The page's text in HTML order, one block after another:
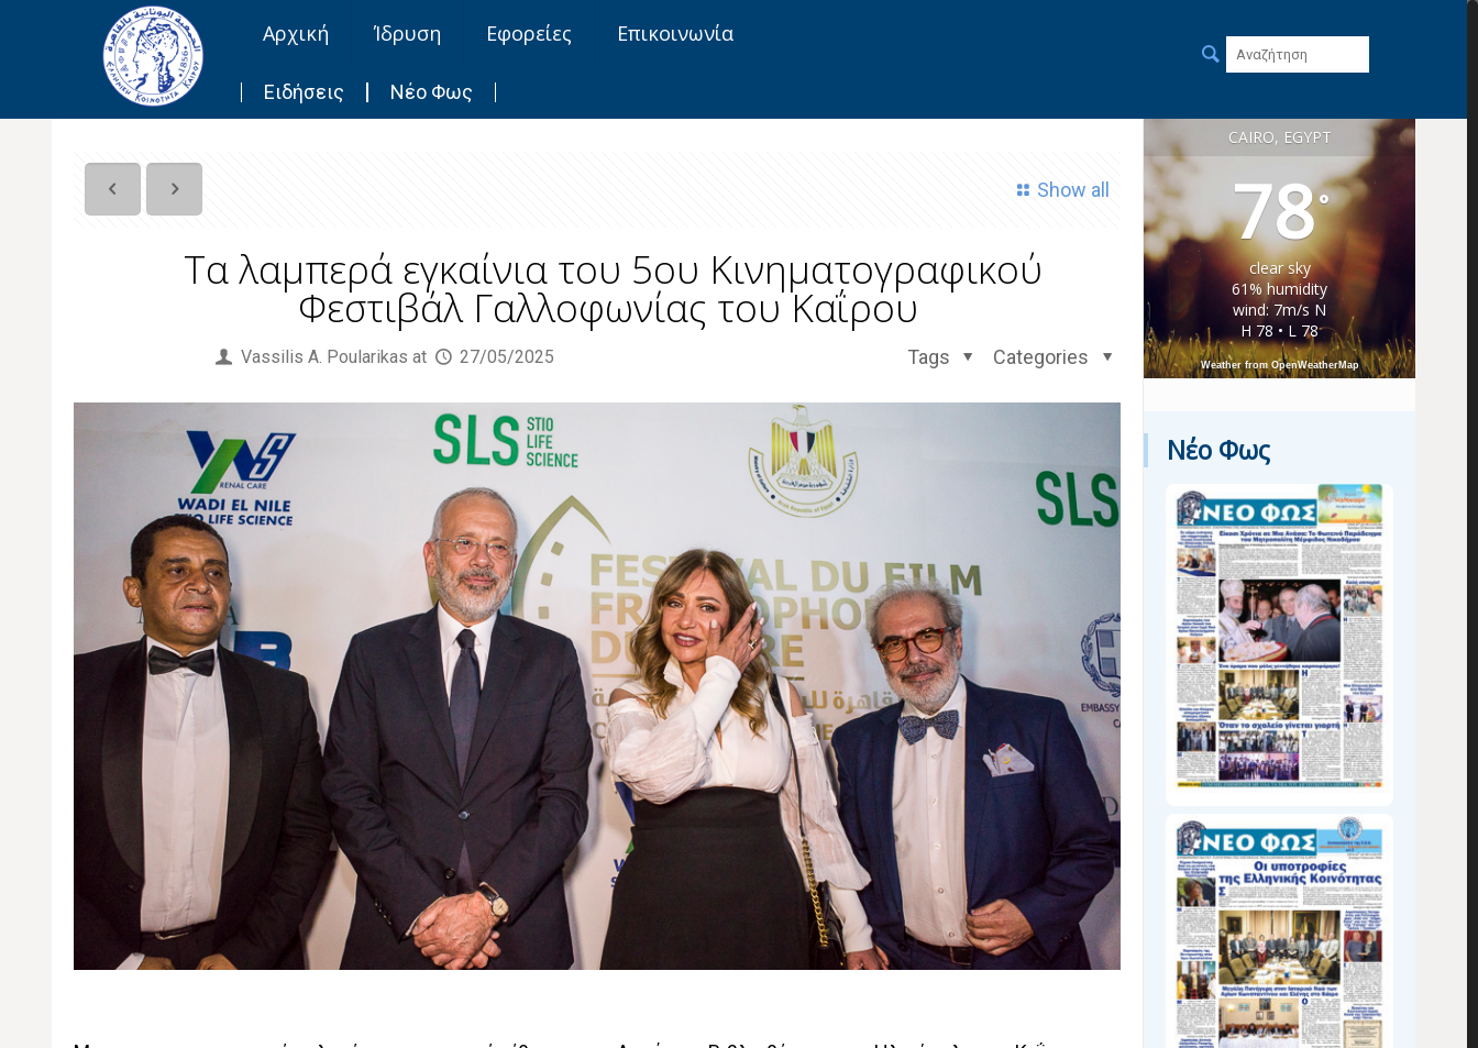
Αρχική Ίδρυση Εφορείες Επικοινωνία
Ειδήσεις Νέο Φως
Show all
Τα λαμπερά εγκαίνια του 5ου Κινηματογραφικού
Φεστιβάλ Γαλλοφωνίας του Καΐρου
Vassilis Α. Poularikas at 27/05/2025 Categories
Tags
CAIRO, EGYPT
78°
clear sky
61% humidity
wind: 7m/s N
H 78 • L 78
Weather from OpenWeatherMap
Νέο Φως